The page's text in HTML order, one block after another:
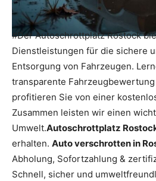
#Der Autoschrottplatz Rostock
Dienstleistungen für die sichere
Entsorgung von Fahrzeugen.
transparente
profitieren Sie von einer
Zusammen leisten wir einen
Umwelt.Autoschrottplatz
erhalten. Auto verschrotten in
Abholung, Sofortzahlung &
Schnell, sicher und